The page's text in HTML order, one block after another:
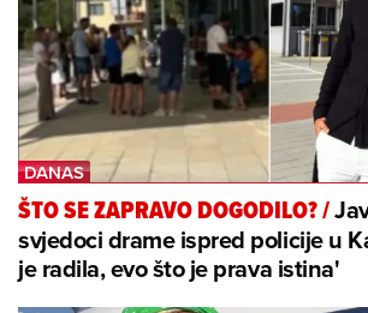
ŠTO SE ZAPRAVO DOGODILO?/
svjedoci drame ispred policije u
je radila, evo što je prava istina'